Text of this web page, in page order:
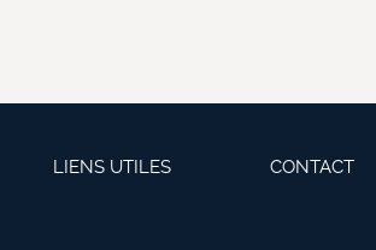
LIENS UTILES CONTACT